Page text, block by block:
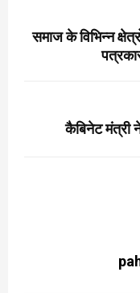
समाज के विभिन्न
कैबिनेट मंत्री